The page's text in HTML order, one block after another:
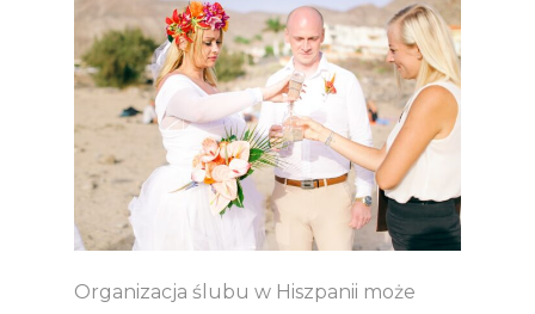
Organizacja ślubu w Hiszpanii może